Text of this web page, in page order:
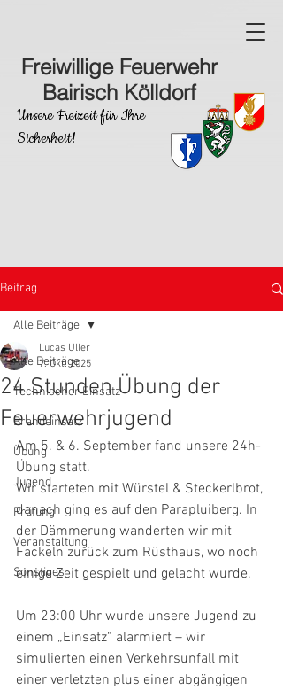
Freiwillige Feuerwehr
Bairisch Kölldorf
Unsere Freizeit für Ihre
Sicherheit!
Beitrag
Alle Beiträge
Technischer Einsatz
Brandeinsatz
Übung
Jugend
Prüfung
Veranstaltung
Sonstiges
Alle Beiträge
24 Stunden Übung der
Feuerwehrjugend
Lucas Uller
7. Okt. 2025
Am 5. & 6. September fand unsere 24h-
Übung statt.
Wir starteten mit Würstel & Steckerlbrot,
danach ging es auf den Parapluiberg. In
der Dämmerung wanderten wir mit
Fackeln zurück zum Rüsthaus, wo noch
einige Zeit gespielt und gelacht wurde.
Um 23:00 Uhr wurde unsere Jugend zu
einem „Einsatz“ alarmiert – wir
simulierten einen Verkehrsunfall mit
einer verletzten plus einer abgängigen